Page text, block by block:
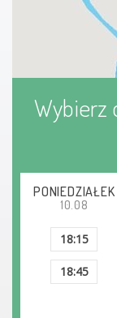
Wybierz
PONIEDZIAŁEK
10.08
18:15
18:45